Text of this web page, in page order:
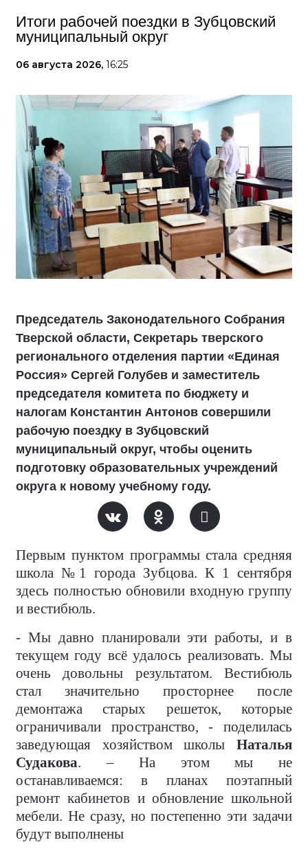
Итоги рабочей поездки в Зубцовский
муниципальный округ
06 августа 2026, 16:25
Председатель Законодательного Собрания
Тверской области, Секретарь тверского
регионального отделения партии «Единая
Россия» Сергей Голубев и заместитель
председателя комитета по бюджету и
налогам Константин Антонов совершили
рабочую поездку в Зубцовский
муниципальный округ, чтобы оценить
подготовку образовательных учреждений
округа к новому учебному году.
Первым пунктом программы стала средняя
школа №1 города Зубцова. К 1 сентября
здесь полностью обновили входную группу
и вестибюль.
- Мы давно планировали эти работы, и в
текущем году всё удалось реализовать. Мы
очень довольны результатом. Вестибюль
стал значительно просторнее после
демонтажа старых решеток, которые
ограничивали пространство, - поделилась
заведующая хозяйством школы Наталья
Судакова. – На этом мы не
останавливаемся: в планах поэтапный
ремонт кабинетов и обновление школьной
мебели. Не сразу, но постепенно эти задачи
будут выполнены